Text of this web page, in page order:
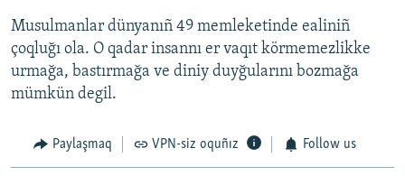
Musulmanlar dünyanıñ 49 memleketinde ealiniñ
çoqluğı ola. O qadar insannı er vaqıt körmemezlikke
urmağa, bastırmağa ve diniy duyğularını bozmağa
mümkün degil.
Paylaşmaq VPN-siz oquñız Follow us